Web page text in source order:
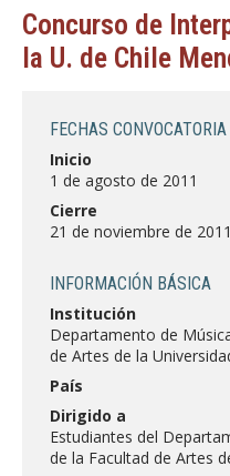
Estudiantes
Académicas/os
Concurso de
la U. de Chile
FECHAS CONVOCATORIA
Inicio
1 de agosto de 2011
Cierre
21 de noviembre de 2011
INFORMACIÓN BÁSICA
Institución
Departamento de
de Artes de la
País
Dirigido a
Estudiantes del
de la Facultad de Artes